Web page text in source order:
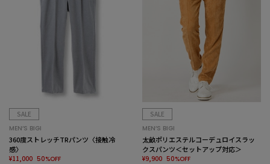
SALE
MEN’S BIGI
360度ストレッチTRパンツ〈接触冷
感〉
¥11,000 50%OFF
SALE
MEN’S BIGI
太畝ポリエステルコーデュロイスラッ
クスパンツ＜セットアップ対応＞
¥9,900 50%OFF